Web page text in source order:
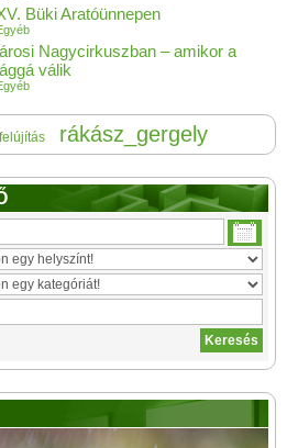
Büki Aratóünnepen
Nagycirkuszban – amikor a
válik
rákász_gergely